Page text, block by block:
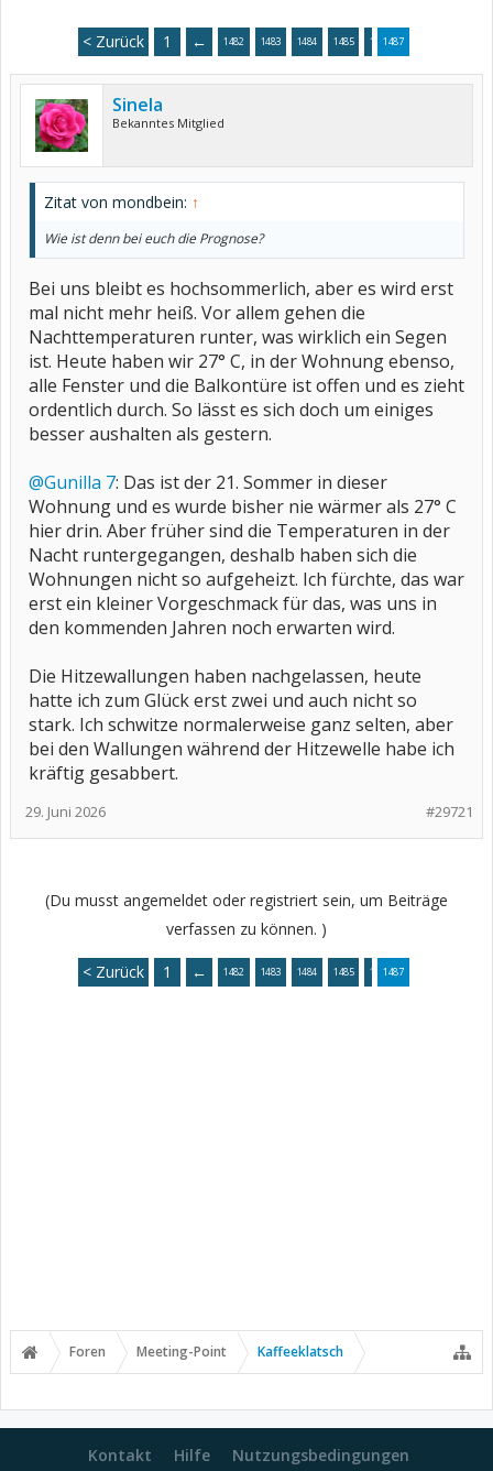
< Zurück 1 ← 1482 1483 1484 1485 14861487
Sinela
Bekanntes Mitglied
Zitat von mondbein: ↑
Wie ist denn bei euch die Prognose?
Bei uns bleibt es hochsommerlich, aber es wird erst
mal nicht mehr heiß. Vor allem gehen die
Nachttemperaturen runter, was wirklich ein Segen
ist. Heute haben wir 27° C, in der Wohnung ebenso,
alle Fenster und die Balkontüre ist offen und es zieht
ordentlich durch. So lässt es sich doch um einiges
besser aushalten als gestern.
@Gunilla 7: Das ist der 21. Sommer in dieser
Wohnung und es wurde bisher nie wärmer als 27° C
hier drin. Aber früher sind die Temperaturen in der
Nacht runtergegangen, deshalb haben sich die
Wohnungen nicht so aufgeheizt. Ich fürchte, das war
erst ein kleiner Vorgeschmack für das, was uns in
den kommenden Jahren noch erwarten wird.
Die Hitzewallungen haben nachgelassen, heute
hatte ich zum Glück erst zwei und auch nicht so
stark. Ich schwitze normalerweise ganz selten, aber
bei den Wallungen während der Hitzewelle habe ich
kräftig gesabbert.
#29721
29. Juni 2026
(Du musst angemeldet oder registriert sein, um Beiträge
verfassen zu können. )
< Zurück 1 ← 1482 1483 1484 1485 14861487
Foren Meeting-Point Kaffeeklatsch
Kontakt Hilfe Nutzungsbedingungen